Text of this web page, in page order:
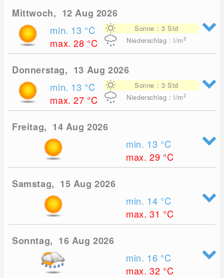
Mittwoch, 12 Aug 2026
min. 13 °C
max. 28 °C
Sonne : 3 Std
Niederschlag : l/m2
Donnerstag, 13 Aug 2026
min. 13 °C
max. 27 °C
Sonne : 3 Std
Niederschlag : l/m2
Freitag, 14 Aug 2026
min. 13 °C
max. 29 °C
Samstag, 15 Aug 2026
min. 14 °C
max. 31 °C
Sonntag, 16 Aug 2026
min. 16 °C
max. 32 °C